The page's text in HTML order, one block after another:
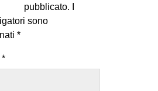
pubblicato.
sono
*
*